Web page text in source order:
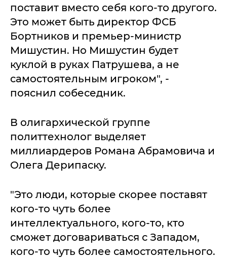
поставит вместо себя кого-то другого.
Это может быть директор ФСБ
Бортников и премьер-министр
Мишустин. Но Мишустин будет
куклой в руках Патрушева, а не
самостоятельным игроком", -
пояснил собеседник.
В олигархической группе
политтехнолог выделяет
миллиардеров Романа Абрамовича и
Олега Дерипаску.
"Это люди, которые скорее поставят
кого-то чуть более
интеллектуального, кого-то, кто
сможет договариваться с Западом,
кого-то чуть более самостоятельного.